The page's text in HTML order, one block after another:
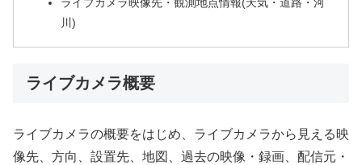
川)
ライブカメラ概要
ライブカメラの概要をはじめ、ライブカメラから見える映
像先、方向、設置先、地図、過去の映像・録画、配信元・